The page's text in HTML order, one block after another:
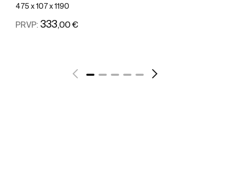
475 x 107 x 1190
PRVP: 333,00 €